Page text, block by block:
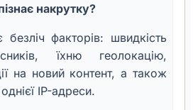
накрутку?
безліч факторів: швидкість
їхню геолокацію,
на новий контент, а також
IP-адреси.